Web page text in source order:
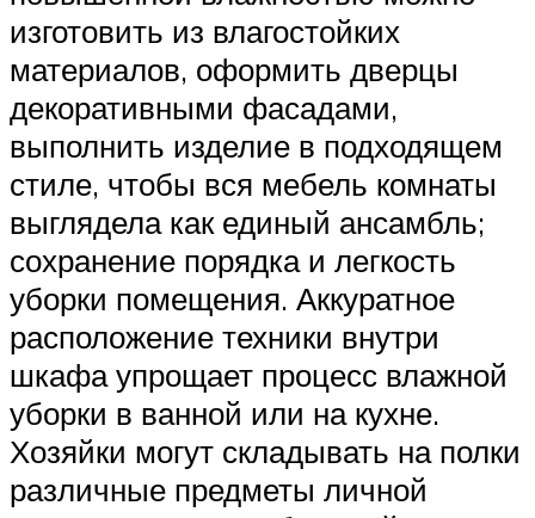
изготовить из влагостойких
материалов, оформить дверцы
декоративными фасадами,
выполнить изделие в подходящем
стиле, чтобы вся мебель комнаты
выглядела как единый ансамбль;
сохранение порядка и легкость
уборки помещения. Аккуратное
расположение техники внутри
шкафа упрощает процесс влажной
уборки в ванной или на кухне.
Хозяйки могут складывать на полки
различные предметы личной